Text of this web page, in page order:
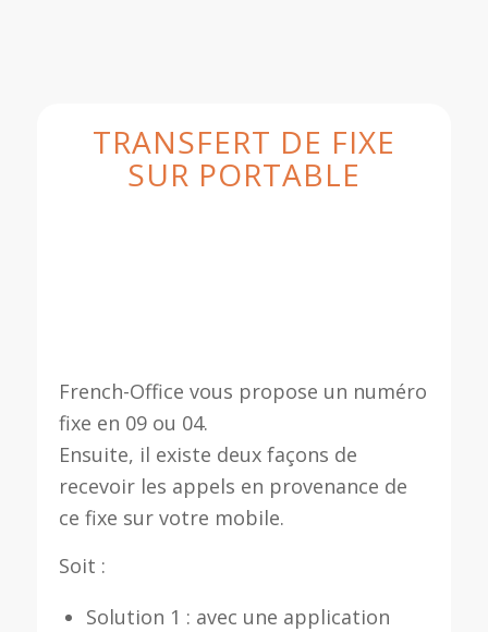
TRANSFERT DE FIXE
SUR PORTABLE
French-Office vous propose un numéro
fixe en 09 ou 04.
Ensuite, il existe deux façons de
recevoir les appels en provenance de
ce fixe sur votre mobile.
Soit :
Solution 1 : avec une application